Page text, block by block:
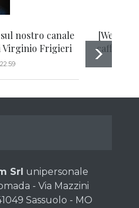
nostro canale
Virginio Frigieri
caffè,
Srl unipersonale
- Via Mazzini
Sassuolo - MO